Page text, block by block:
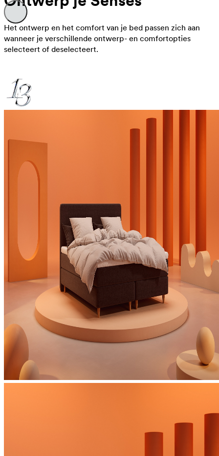
Het ontwerp en het comfort van je bed passen zich aan
wanneer je verschillende ontwerp- en comfortopties
selecteert of deselecteert.